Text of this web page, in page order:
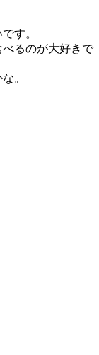
す。
るのが大好きで
。